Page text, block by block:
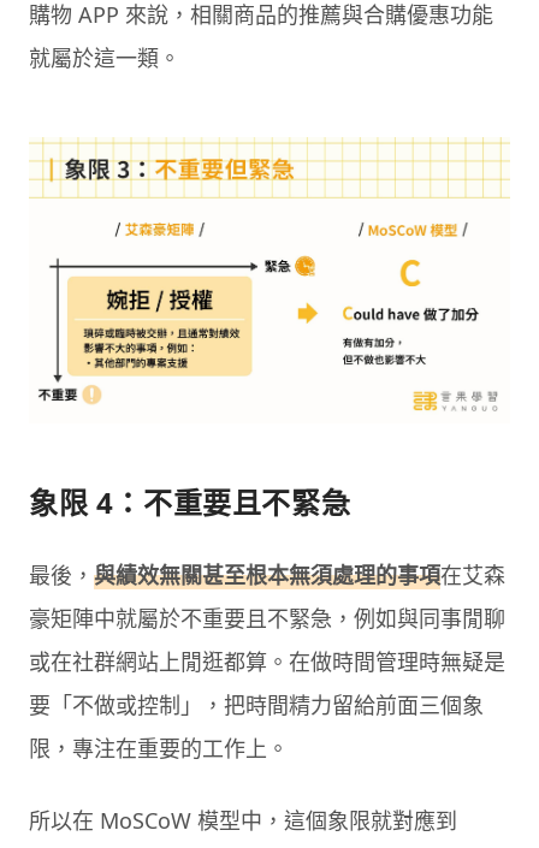
購物 APP 來說，相關商品的推薦與合購優惠功能
就屬於這一類。
象限 4：不重要且不緊急
最後， 與績效無關甚至根本無須處理的事項在艾森
豪矩陣中就屬於不重要且不緊急，例如與同事閒聊
或在社群網站上閒逛都算。在做時間管理時無疑是
要「不做或控制」，把時間精力留給前面三個象
限，專注在重要的工作上。
所以在 MoSCoW 模型中，這個象限就對應到